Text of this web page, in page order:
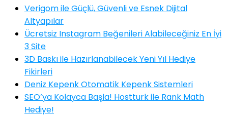
Verigom ile Güçlü, Güvenli ve Esnek Dijital
Altyapılar
Ücretsiz Instagram Beğenileri Alabileceğiniz En İyi
3 Site
3D Baskı ile Hazırlanabilecek Yeni Yıl Hediye
Fikirleri
Deniz Kepenk Otomatik Kepenk Sistemleri
SEO’ya Kolayca Başla! Hostturk ile Rank Math
Hediye!